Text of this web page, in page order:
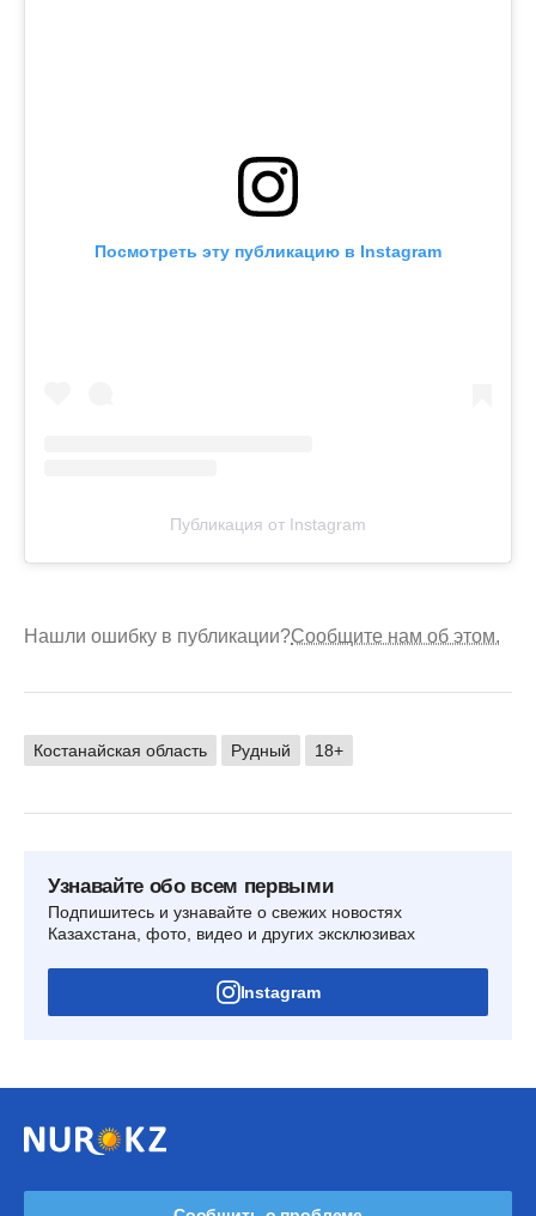
Посмотреть эту публикацию в Instagram
Публикация от Instagram
Нашли ошибку в публикации?Сообщите нам об этом.
Костанайская область Рудный 18+
Узнавайте обо всем первыми
Подпишитесь и узнавайте о свежих новостях
Казахстана, фото, видео и других эксклюзивах
Instagram